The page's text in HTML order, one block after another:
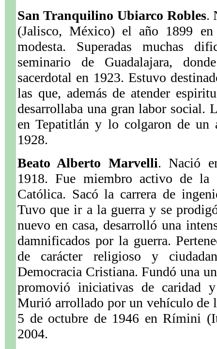
San Tranquilino Ubiarco Robles.
(Jalisco, México) el año 1899
modesta. Superadas muchas
seminario de Guadalajara,
sacerdotal en 1923. Estuvo
las que, además de atender
desarrollaba una gran labor social.
en Tepatitlán y lo colgaron de un
1928.
Beato Alberto Marvelli. Nació
1918. Fue miembro activo de la
Católica. Sacó la carrera de
Tuvo que ir a la guerra y se
nuevo en casa, desarrolló una
damnificados por la guerra.
de carácter religioso y
Democracia Cristiana. Fundó una
promovió iniciativas de caridad
Murió arrollado por un vehículo de
5 de octubre de 1946 en Rímini
2004.